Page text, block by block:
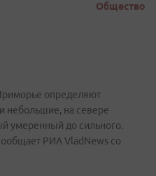
Общество
определяют
небольшие, на севере
умеренный до сильного.
РИА VladNews со